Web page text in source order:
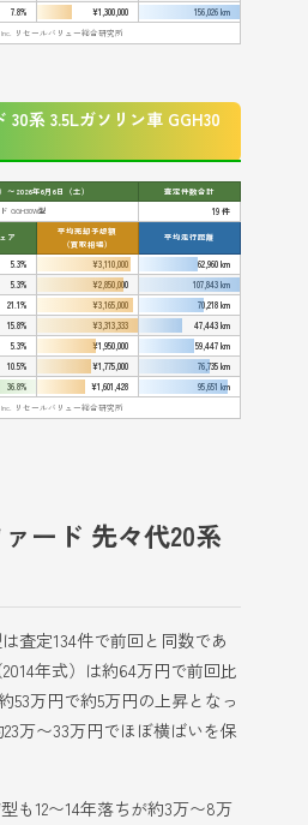
7.8% ¥1,300,000
156,026 km
Inc. リセールバリュー総合研究所
30系 3.5Lガソリン車 GGH30
〜2026年6月6日（土）
査定件数合計
GGH30W型
19 件
ア
平均売却予想額
（買取相場）
平均走行距離
5.3% ¥3,110,000
62,960 km
5.3% ¥2,850,000
107,843 km
21.1% ¥3,165,000
70,218 km
15.8% ¥3,313,333
47,443 km
5.3% ¥1,950,000
59,447 km
10.5% ¥1,775,000
76,735 km
36.8% ¥1,601,428
95,651 km
Inc. リセールバリュー総合研究所
ード 先々代20系
査定134件で前回と同数であ
年式）は約64万円で前回比
53万円で約5万円の上昇となっ
万〜33万円でほぼ横ばいを保
も12〜14年落ちが約3万〜8万